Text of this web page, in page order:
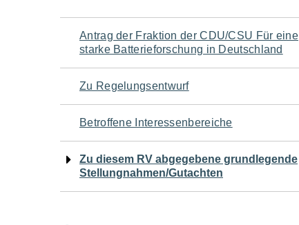
Navigation
für
den
Seiteninhalt
Antrag der Fraktion der CDU/CSU Für eine
starke Batterieforschung in Deutschland
Zu Regelungsentwurf
Betroffene Interessenbereiche
Zu diesem RV abgegebene grundlegende
Stellungnahmen/Gutachten